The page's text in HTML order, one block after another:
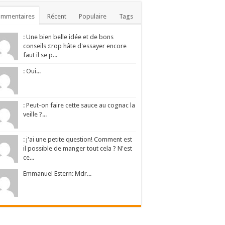
Récent Populaire Tags
: Une bien belle idée et de bons
conseils :trop hâte d'essayer encore
faut il se p...
: Oui...
: Peut-on faire cette sauce au cognac la
veille ?...
: j'ai une petite question! Comment est
il possible de manger tout cela ? N'est
ce...
Emmanuel Estern: Mdr...